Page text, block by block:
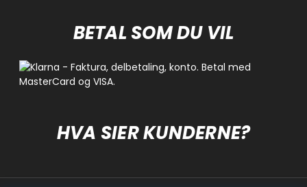
BETAL SOM DU VIL
HVA SIER KUNDERNE?